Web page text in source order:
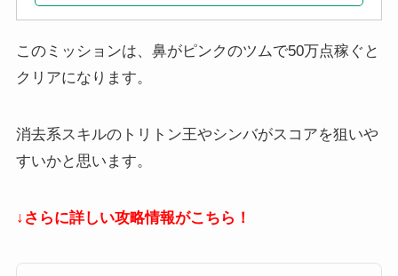
このミッションは、鼻がピンクのツムで50万点稼ぐと
クリアになります。
消去系スキルのトリトン王やシンバがスコアを狙いや
すいかと思います。
↓さらに詳しい攻略情報がこちら！